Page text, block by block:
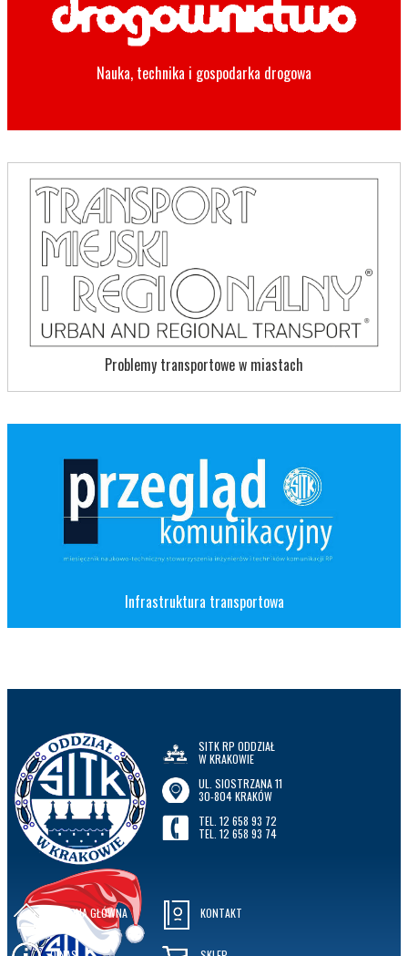
Nauka, technika i gospodarka drogowa
Problemy transportowe w miastach
Infrastruktura transportowa
SITK RP ODDZIAŁ
W KRAKOWIE
UL. SIOSTRZANA 11
30-804 KRAKÓW
TEL. 12 658 93 72
TEL. 12 658 93 74
STRONA GŁÓWNA KONTAKT